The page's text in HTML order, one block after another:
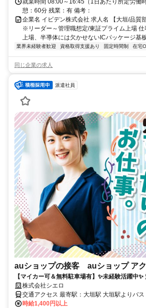
就業時間 08:00～16:45（1日あたり所定労働
憩：60分 残業：有 備考：
企業名 イビデン株式会社 求人名 【大垣/品質
※リーダー～管理職想定/東証プライム上場 仕
上場、半導体には欠かせないICパッケージ基
業界未経験者歓迎 資格取得支援あり 固定時間制 在宅
同じ企業の求人
派遣社員
auショップの接客 auショップ ア
【マイカー可＆無料駐車場有】✨未経験活躍中
ュー歓迎！ ＊ネイルOK＆髪自由(規定有)＊
株式会社シエロ
交通アクセス 最寄駅：大垣駅 大垣駅よりバス・車5分 ★車・バイク
通勤OK
時給1,400円以上